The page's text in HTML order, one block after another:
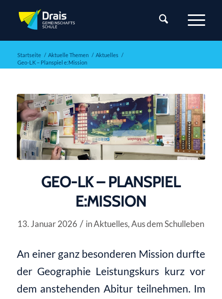
Startseite / Aktuelle Themen / Aktuelles /
Geo-LK – Planspiel e:Mission
GEO-LK – PLANSPIEL
E:MISSION
13. Januar 2026 / inAktuelles,Aus dem Schulleben
An einer ganz besonderen Mission durfte
der Geographie Leistungskurs kurz vor
dem anstehenden Abitur teilnehmen. Im